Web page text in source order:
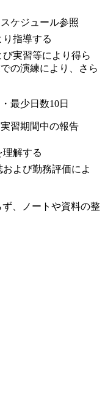
ケジュール参照
り指導する
実習等により得ら
の演練により、さら
最少日数10日
習期間中の報告
理解する
よび勤務評価によ
、ノートや資料の整